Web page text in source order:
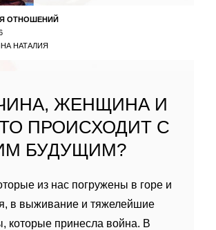
ОТНОШЕНИЙ
НАТАЛИЯ
ЖЕНЩИНА И
ПРОИСХОДИТ С
БУДУЩИМ?
из нас погружены в горе и
в выживание и тяжелейшие
которые принесла война. В